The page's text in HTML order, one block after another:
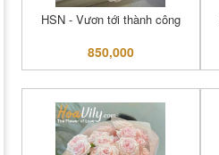
HSN - Vươn tới thành công
850,000